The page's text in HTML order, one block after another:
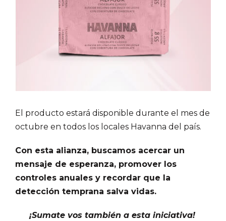
El producto estará disponible durante el mes de
octubre en todos los locales Havanna del país.
Con esta alianza, buscamos acercar un
mensaje de esperanza, promover los
controles anuales y recordar que la
detección temprana salva vidas.
¡Sumate vos también a esta iniciativa!